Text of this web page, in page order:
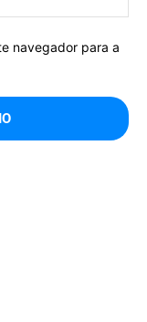
navegador para a